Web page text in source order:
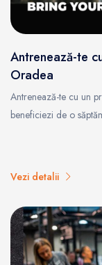
Antrenează-te
Oradea
Antrenează-te cu un
beneficiezi de o
Vezi detalii